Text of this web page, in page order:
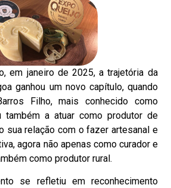
em janeiro de 2025, a trajetória da
ganhou um novo capítulo, quando
Filho, mais conhecido como
também a atuar como produtor de
sua relação com o fazer artesanal e
agora não apenas como curador e
como produtor rural.
se refletiu em reconhecimento